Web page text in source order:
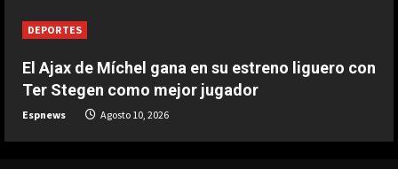
gran actuación de Prestianni y su
golazo
Agosto 10, 2026
DEPORTES
El Ajax de Míchel gana en su estreno liguero con
Ter Stegen como mejor jugador
Espnews Agosto 10, 2026